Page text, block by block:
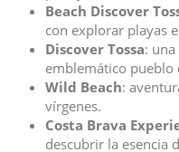
Beach Discover
con explorar playas
Discover Tossa:
emblemático pueblo
Wild Beach:
vírgenes.
Costa Brava
descubrir la esencia